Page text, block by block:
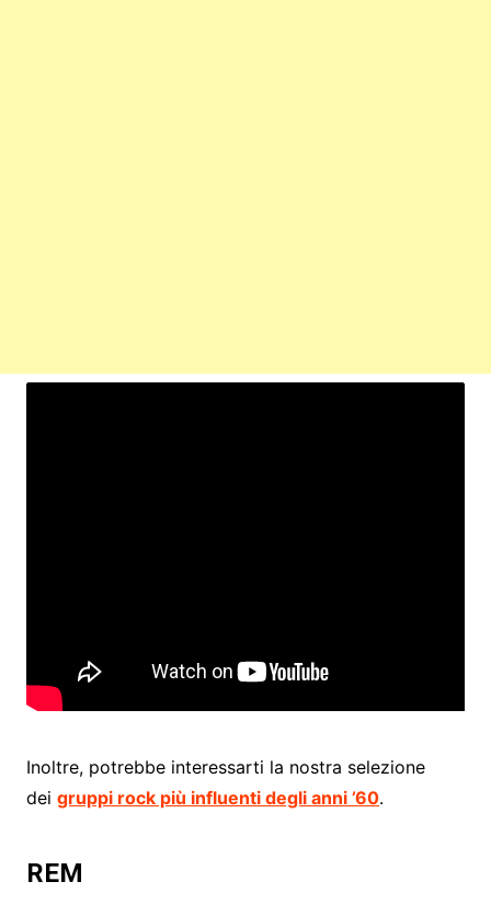
Inoltre, potrebbe interessarti la nostra selezione
dei gruppi rock più influenti degli anni ’60.
REM